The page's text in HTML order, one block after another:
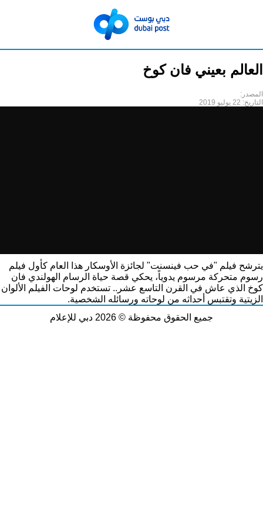
العالم بعيني فان كوخ
المصدر:
التاريخ: 22 يوليو 2019
يترشح فيلم "في حب فينسنت" لجائزة الأوسكار هذا العام كأول فيلم
رسوم متحركة مرسوم يدوياً، يحكي قصة حياة الرسام الهولندي فان
كوخ الذي عاش في القرن التاسع عشر.. تستخدم لوحات الفيلم الألوان
الزيتية وتقتبس أحداثه من لوحاته ورسائله الشخصية.
جميع الحقوق محفوظة © 2026 دبي للإعلام